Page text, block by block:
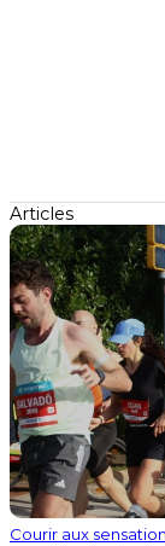
Articles
Courir aux